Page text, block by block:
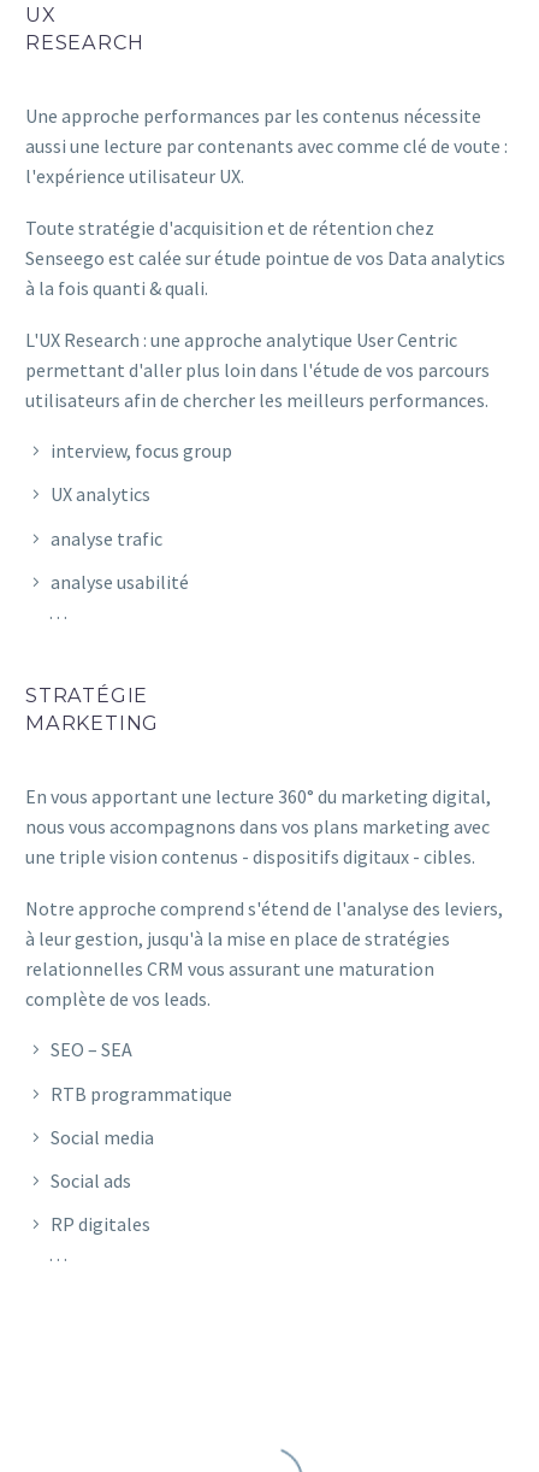
UX
RESEARCH
Une approche performances par les contenus nécessite
aussi une lecture par contenants avec comme clé de voute :
l'expérience utilisateur UX.
Toute stratégie d'acquisition et de rétention chez
Senseego est calée sur étude pointue de vos Data analytics
à la fois quanti & quali.
L'UX Research : une approche analytique User Centric
permettant d'aller plus loin dans l'étude de vos parcours
utilisateurs afin de chercher les meilleurs performances.
interview, focus group
UX analytics
analyse trafic
analyse usabilité
…
STRATÉGIE
MARKETING
En vous apportant une lecture 360° du marketing digital,
nous vous accompagnons dans vos plans marketing avec
une triple vision contenus - dispositifs digitaux - cibles.
Notre approche comprend s'étend de l'analyse des leviers,
à leur gestion, jusqu'à la mise en place de stratégies
relationnelles CRM vous assurant une maturation
complète de vos leads.
SEO – SEA
RTB programmatique
Social media
Social ads
RP digitales
…